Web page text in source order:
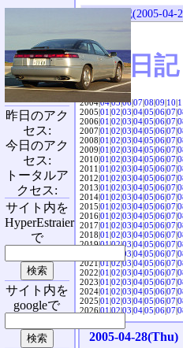
«前の日記(2005-04-
SVX日記
2004|04|05|06|07|08|09|10|
2005|01|02|03|04|05|06|07|
2006|01|02|03|04|05|06|07|
2007|01|02|03|04|05|06|07|
2008|01|02|03|04|05|06|07|
2009|01|02|03|04|05|06|07|
2010|01|02|03|04|05|06|07|
2011|01|02|03|04|05|06|07|
2012|01|02|03|04|05|06|07|
2013|01|02|03|04|05|06|07|
2014|01|02|03|04|05|06|07|
2015|01|02|03|04|05|06|07|
2016|01|02|03|04|05|06|07|
2017|01|02|03|04|05|06|07|
2018|01|02|03|04|05|06|07|
2019|01|02|03|04|05|06|07|
03|04|05|06|07|
2021|01|02|03|04|05|06|07|
2022|01|02|03|04|05|06|07|
2023|01|02|03|04|05|06|07|
2024|01|02|03|04|05|06|07|
2025|01|02|03|04|05|06|07|
2026|01|02|03|04|05|06|07|
2005-04-28(Thu)
昨日のアク
セス:
今日のアク
セス:
トータルア
クセス:
サイト内を
HyperEstraier
で
サイト内を
googleで